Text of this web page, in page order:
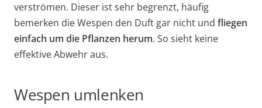
verströmen. Dieser ist sehr begrenzt, häufig
bemerken die Wespen den Duft gar nicht und fliegen
einfach um die Pflanzen herum. So sieht keine
effektive Abwehr aus.
Wespen umlenken